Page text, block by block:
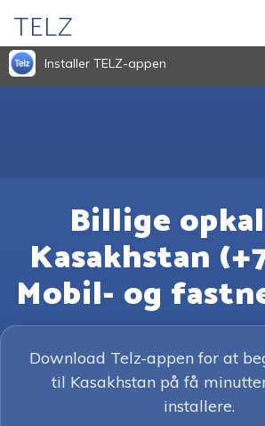
TELZ
Installer TELZ-appen
Billige
Kasakhstan
Mobil- og
Download Telz-appen for at
til Kasakhstan på få
installere.